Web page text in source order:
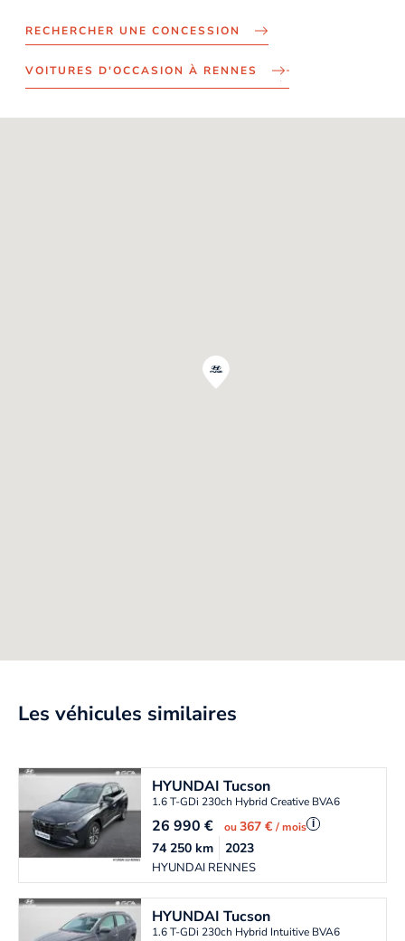
RECHERCHER UNE CONCESSION
VOITURES D'OCCASION À RENNES
Les véhicules similaires
HYUNDAITucson
1.6 T-GDi 230ch Hybrid Creative BVA6
26 990€ ou367 €/ mois i
HYUNDAI RENNES
74 250km 2023
HYUNDAITucson
1.6 T-GDi 230ch Hybrid Intuitive BVA6